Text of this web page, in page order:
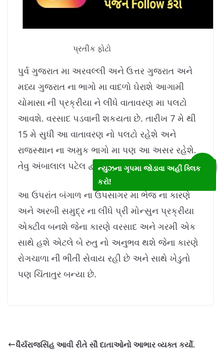
પ્રતીક ફોટો
પુર્વ ગુજરાત મા અરવલ્લી અને ઉત્તર ગુજરાત અને
મધ્ય ગુજરાત ના ભાગો મા વાદળો ઘેરાશે આગામી
ચોમાસા ની પ્રક્રીયા ને લીધે વાતાવરણ મા પલટો
આવશે. વરસાદ પડવાની શકયતા છે. તારીખ 7 મે થી
15 મે સુધી આ વાતાવરણ નો પલટો રહેશે અને
રાજસ્થાન ના અમુક ભાગો મા પણ આ અસર રહેશે.
તેવુ અંબાલાલ પટેલ દ્વારા જણાવાયુ છે.
આ ઉપરાંત બંગાળ ના ઉપસાગર મા ભેજ ના કારણે
અને અરબી સમુદ્ર ના લીધે પ્રી મોન્સુન પ્રક્રીયા
એક્ટીવ બનશે જેના કારણે વરસાદ અને ગરમી એક
સાથે હશે એટલે બે રુતુ નો અનુભવ થશે જેના કારણે
રોગચાળા ની ભીતી સેવાય રહી છે અને સાથે ખેડુતો
પણ ચિંતાતુર બન્યા છે.
ધૈર્યરાજસિંહ આવી રીતે સૌ દાતાઓનો આભાર વ્યક્ત કર્યો.
ન્યુઝના ગૃપમા જોડાવા અહીં ક્લિક
કરો!